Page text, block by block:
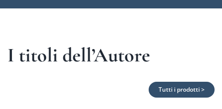
I titoli dell’Autore
Tutti i prodotti >